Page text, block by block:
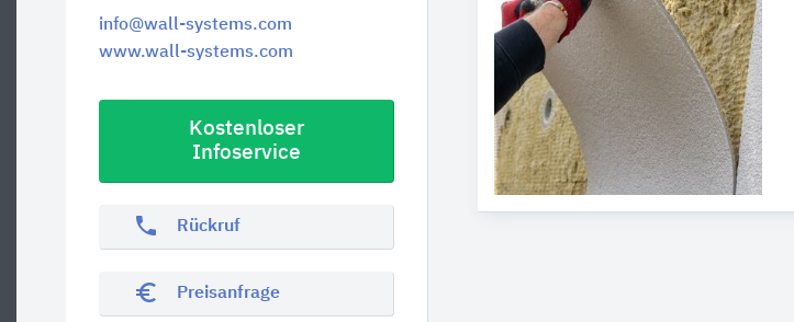
info@wall-systems.com
www.wall-systems.com
Kostenloser
Infoservice
phone Rückruf
euro_symbol Preisanfrage